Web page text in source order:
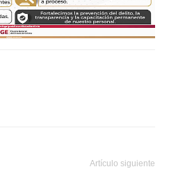
Artículo siguiente